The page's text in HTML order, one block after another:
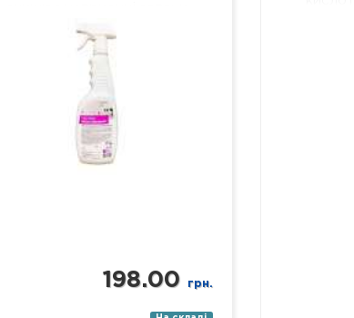
лікувальних установ
профілю, навчальних та
закладах, у місцях
громадського харчування…
198.00 грн.